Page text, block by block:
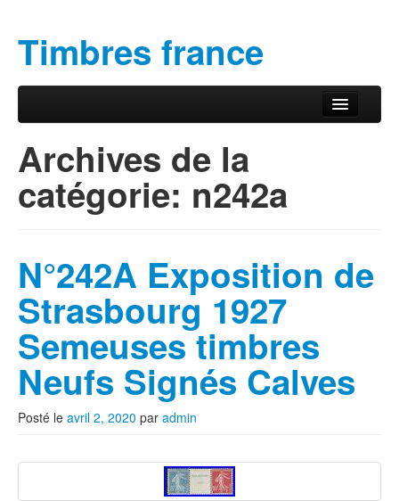
Timbres france
Menu principal
Archives de la
catégorie: n242a
N°242A Exposition de
Strasbourg 1927
Semeuses timbres
Neufs Signés Calves
Posté le avril 2, 2020 par admin